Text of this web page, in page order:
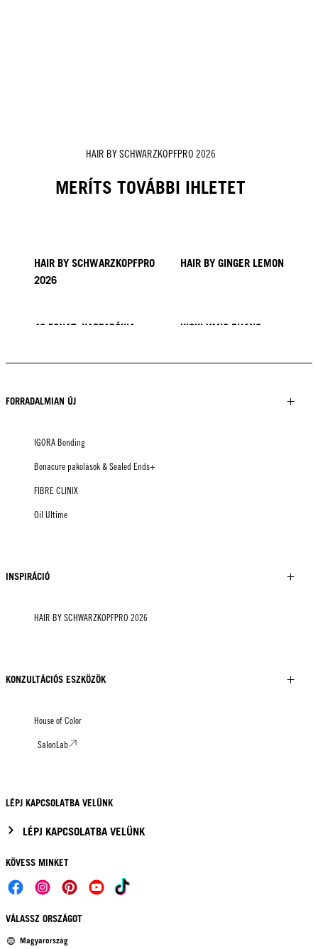
HAIR BY SCHWARZKOPFPRO 2026
MERÍTS TOVÁBBI IHLETET
HAIR BY SCHWARZKOPFPRO
2026
HAIR BY GINGER LEMON
40 FONAT: KAPPADÓKIA KICKI YANG ZHANG
TUSH
FORRADALMIAN ÚJ
IGORA Bonding
Bonacure pakolások & Sealed Ends+
FIBRE CLINIX
Oil Ultime
INSPIRÁCIÓ
HAIR BY SCHWARZKOPFPRO 2026
KONZULTÁCIÓS ESZKÖZÖK
House of Color
SalonLab
LÉPJ KAPCSOLATBA VELÜNK
LÉPJ KAPCSOLATBA VELÜNK
KÖVESS MINKET
VÁLASSZ ORSZÁGOT
Magyarország